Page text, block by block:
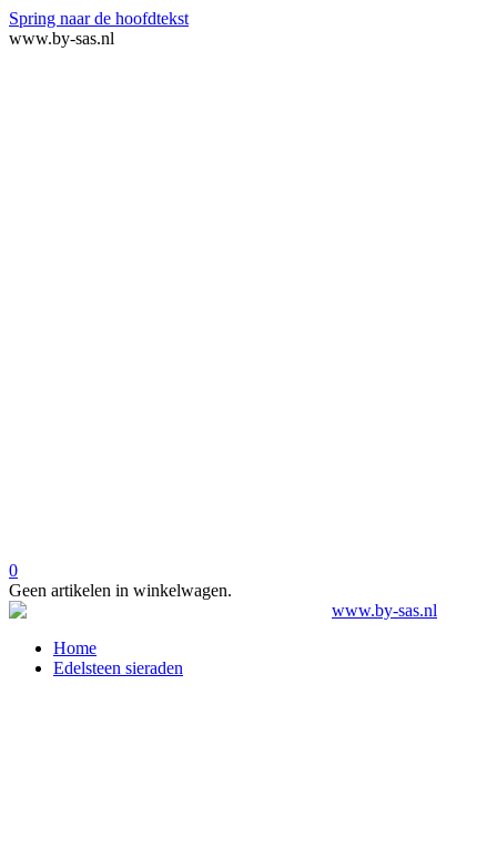
Spring naar de hoofdtekst
www.by-sas.nl
0
Geen artikelen in winkelwagen.
Home
Edelsteen sieraden